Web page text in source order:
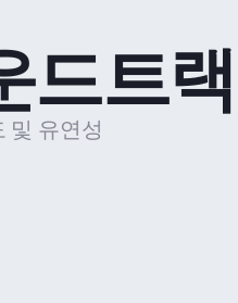
드트
및 유연성